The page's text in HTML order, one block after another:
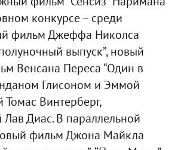
конкурсе – среди
фильм Джеффа Николса
выпуск”, новый
Венсана Переса “Один в
Глисоном и Эммой
Винтерберг,
Лав Диас. В параллельной
фильм Джона Майкла